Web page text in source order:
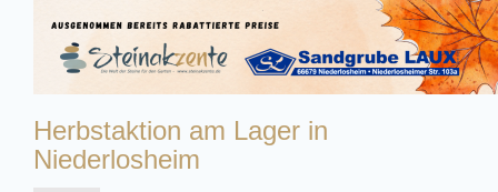
Herbstaktion am Lager in
Niederlosheim